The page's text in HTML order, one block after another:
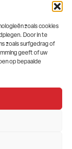
zoals cookies
Door in te
zoals surfgedrag of
geeft of uw
op bepaalde